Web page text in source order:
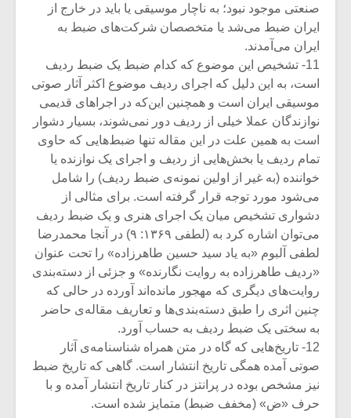
صنعتی موجود نبود؛ به ناچار موسیقی یا باید در خارج از
ایران ضبط‌ می‌شد یا متخصصان شرکت‌های ضبط به
ایران می‌آمدند.
11- تشخیص این موضوع که کدام ضبط یک ضبط ردیف
است، به این دلیل که اجرای ردیف موضوع اکثر آثار صوتی
موسیقی ایران است و همچنین این‌که در اجراهای قدیمی
نوازندگان عملا خیلی از ردیف دور نمی‌شوند، بسیار دشوار
است به همین علت در این مقاله تنها ضبط‌هایی که حاوی
تمام ردیف یا بخش‌هایی از ردیف و اجرای یک نوازنده یا
خواننده (به غیر از اولین نمونه‌ی ضبط ردیف) را شامل
می‌شود مورد توجه قرار گرفته‌ است. برای مثالی از
دشواری تشخیص میان یک اجرای هنری و یک ضبط ردیف
می‌توان اشاره کرد به (لطفی ۱۳۶۹: ۹) در آنجا محمدرضا
لطفی آلبوم «به یاد سید حسین طاهرزاده» را تحت عنوان
«ردیف طاهرزاده به روایت نگارنده» و جزئی از دسته‌بندی
روایت‌های دیگری که مهجور مانده‌‌اند آورده در حالی که
چنین اثری را طبق دسته‌بندی‌ها و تعاریف مقاله‌ی حاضر
به سختی یک ضبط ردیف به حساب آورد.
12- تاریخ‌هایی که گاه در متن همراه شناسنامه‌ی آثار
صوتی آمده همگی تاریخ انتشار است. گاهی که تاریخ ضبط
نیز مشخص بوده در پرانتز در کنار تاریخ انتشار آمده و با
حرف «ض» (مخفف ضبط) متمایز شده است.